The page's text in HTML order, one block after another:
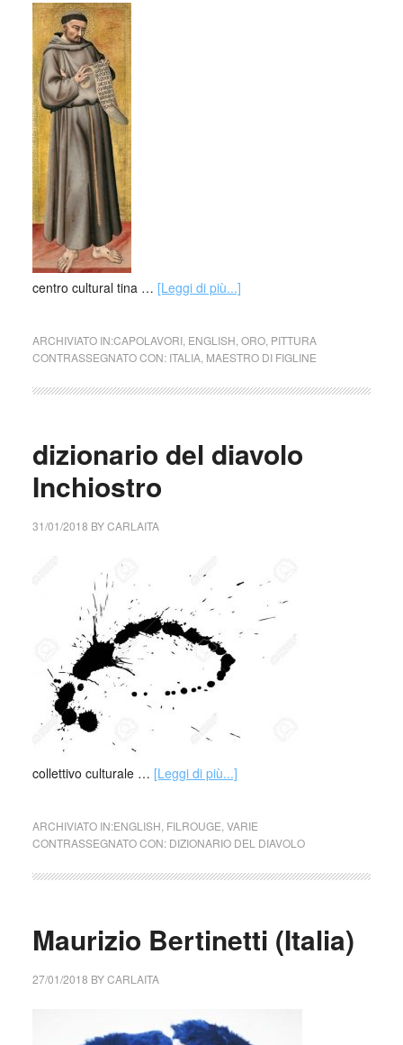
centro cultural tina … [Leggi di più...]
ARCHIVIATO IN:CAPOLAVORI, ENGLISH ORO, PITTURA
CONTRASSEGNATO CON: ITALIA, MAESTRO DI FIGLINE
dizionario del diavolo
Inchiostro
31/01/2018 BYCARLAITA
collettivo culturale … [Leggi di più...]
ARCHIVIATO IN:ENGLISH FILROUGE VARIE
CONTRASSEGNATO CON: DIZIONARIO DEL DIAVOLO
Maurizio Bertinetti (Italia)
27/01/2018 BYCARLAITA